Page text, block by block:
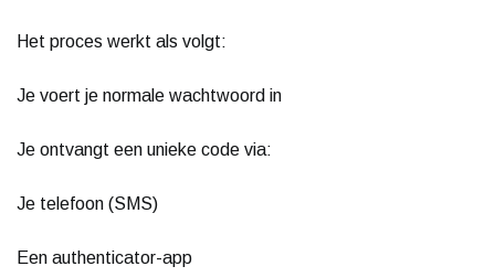
Het proces werkt als volgt:
Je voert je normale wachtwoord in
Je ontvangt een unieke code via:
Je telefoon (SMS)
Een authenticator-app